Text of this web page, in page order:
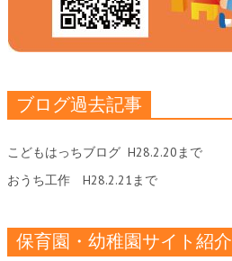
ブログ過去記事
こどもはっちブログ H28.2.20まで
おうち工作 H28.2.21まで
保育園・幼稚園サイト紹介